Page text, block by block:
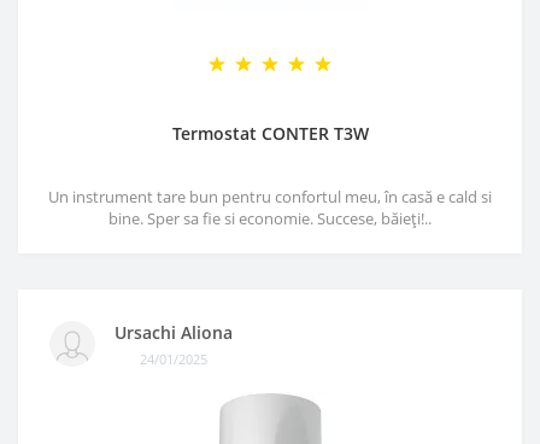
Termostat CONTER T3W
Un instrument tare bun pentru confortul meu, în casă e cald si
bine. Sper sa fie si economie. Succese, băieți!..
Ursachi Aliona
24/01/2025